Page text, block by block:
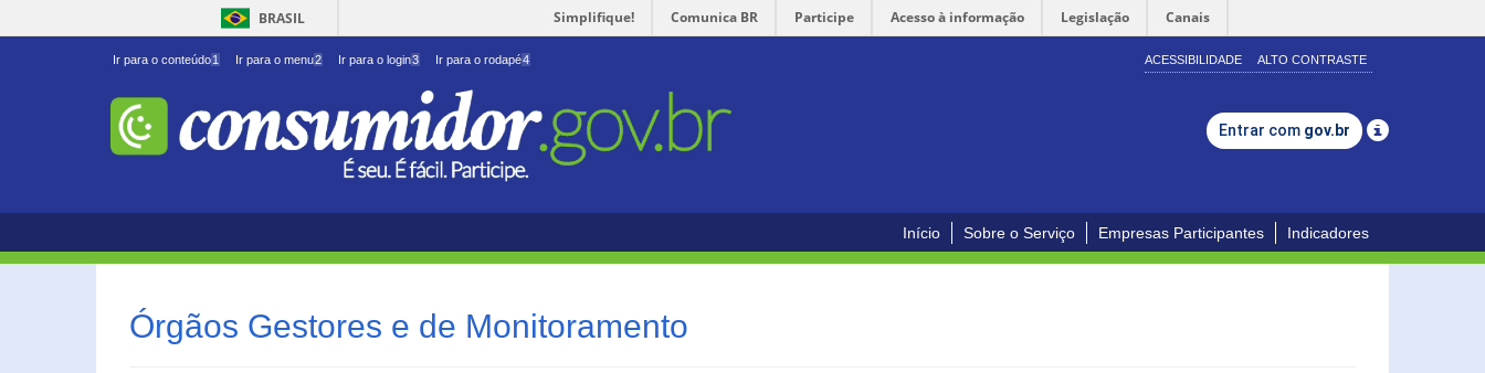
BRASIL Simplifique! Comunica BR Participe Acesso à informação Legislação Canais
Ir para o conteúdo1 Ir para o menu2 Ir para o login3 Ir para o rodapé4 ACESSIBILIDADE ALTO CONTRASTE
Entrar com gov.br
Início Sobre o Serviço Empresas Participantes Indicadores
Órgãos Gestores e de Monitoramento